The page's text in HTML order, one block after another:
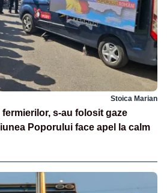
Stoica Marian
s-au folosit gaze
Poporului face apel la calm